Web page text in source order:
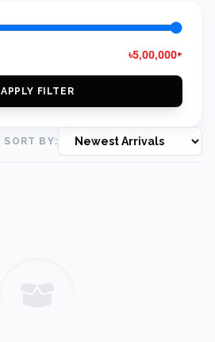
৳5,00,000+
APPLY FILTER
SORT BY: